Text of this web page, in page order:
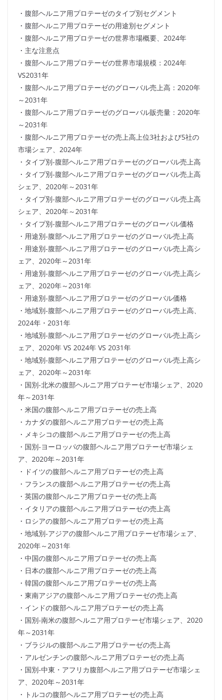
・腹部ヘルニア用プロテーゼのタイプ別セグメント
・腹部ヘルニア用プロテーゼの用途別セグメント
・腹部ヘルニア用プロテーゼの世界市場概要、2024年
・主な注意点
・腹部ヘルニア用プロテーゼの世界市場規模：2024年
VS2031年
・腹部ヘルニア用プロテーゼのグローバル売上高：2020年
～2031年
・腹部ヘルニア用プロテーゼのグローバル販売量：2020年
～2031年
・腹部ヘルニア用プロテーゼの売上高上位3社および5社の
市場シェア、2024年
・タイプ別-腹部ヘルニア用プロテーゼのグローバル売上高
・タイプ別-腹部ヘルニア用プロテーゼのグローバル売上高
シェア、2020年～2031年
・タイプ別-腹部ヘルニア用プロテーゼのグローバル売上高
シェア、2020年～2031年
・タイプ別-腹部ヘルニア用プロテーゼのグローバル価格
・用途別-腹部ヘルニア用プロテーゼのグローバル売上高
・用途別-腹部ヘルニア用プロテーゼのグローバル売上高シ
ェア、2020年～2031年
・用途別-腹部ヘルニア用プロテーゼのグローバル売上高シ
ェア、2020年～2031年
・用途別-腹部ヘルニア用プロテーゼのグローバル価格
・地域別-腹部ヘルニア用プロテーゼのグローバル売上高、
2024年・2031年
・地域別-腹部ヘルニア用プロテーゼのグローバル売上高シ
ェア、2020年 VS 2024年 VS 2031年
・地域別-腹部ヘルニア用プロテーゼのグローバル売上高シ
ェア、2020年～2031年
・国別-北米の腹部ヘルニア用プロテーゼ市場シェア、2020
年～2031年
・米国の腹部ヘルニア用プロテーゼの売上高
・カナダの腹部ヘルニア用プロテーゼの売上高
・メキシコの腹部ヘルニア用プロテーゼの売上高
・国別-ヨーロッパの腹部ヘルニア用プロテーゼ市場シェ
ア、2020年～2031年
・ドイツの腹部ヘルニア用プロテーゼの売上高
・フランスの腹部ヘルニア用プロテーゼの売上高
・英国の腹部ヘルニア用プロテーゼの売上高
・イタリアの腹部ヘルニア用プロテーゼの売上高
・ロシアの腹部ヘルニア用プロテーゼの売上高
・地域別-アジアの腹部ヘルニア用プロテーゼ市場シェア、
2020年～2031年
・中国の腹部ヘルニア用プロテーゼの売上高
・日本の腹部ヘルニア用プロテーゼの売上高
・韓国の腹部ヘルニア用プロテーゼの売上高
・東南アジアの腹部ヘルニア用プロテーゼの売上高
・インドの腹部ヘルニア用プロテーゼの売上高
・国別-南米の腹部ヘルニア用プロテーゼ市場シェア、2020
年～2031年
・ブラジルの腹部ヘルニア用プロテーゼの売上高
・アルゼンチンの腹部ヘルニア用プロテーゼの売上高
・国別-中東・アフリカ腹部ヘルニア用プロテーゼ市場シェ
ア、2020年～2031年
・トルコの腹部ヘルニア用プロテーゼの売上高